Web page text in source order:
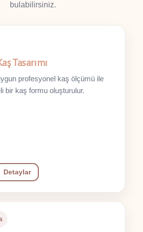
bulabilirsiniz.
Tasarımı
profesyonel kaş ölçümü ile
bir kaş formu oluşturulur.
Detaylar